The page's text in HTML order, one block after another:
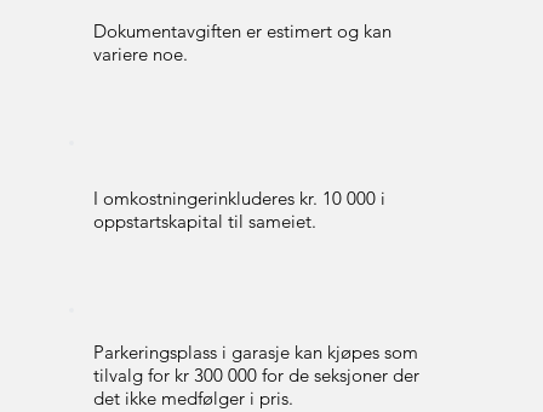
Dokumentavgiften er estimert og kan
variere noe.
I omkostningerinkluderes kr. 10 000 i
oppstartskapital til sameiet.
Parkeringsplass i garasje kan kjøpes som
tilvalg for kr 300 000 for de seksjoner der
det ikke medfølger i pris.